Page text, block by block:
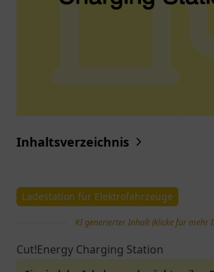
Inhaltsverzeichnis
Ladestation für Elektrofahrzeuge
KI generierter Inhalt (klicke für mehr
Cut!Energy Charging Station